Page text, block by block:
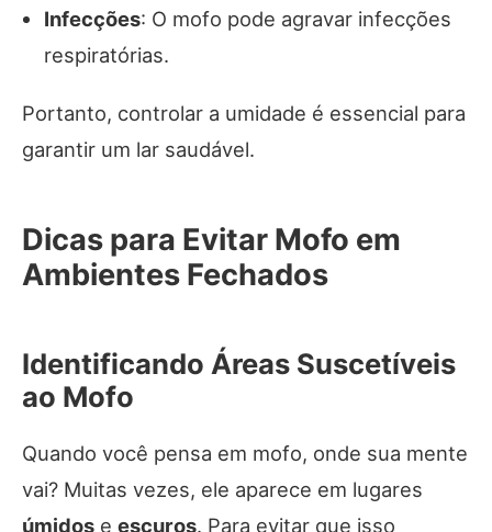
Infecções: O mofo pode agravar infecções
respiratórias.
Portanto, controlar a umidade é essencial para
garantir um lar saudável.
Dicas para Evitar Mofo em
Ambientes Fechados
Identificando Áreas Suscetíveis
ao Mofo
Quando você pensa em mofo, onde sua mente
vai? Muitas vezes, ele aparece em lugares
úmidos e escuros. Para evitar que isso